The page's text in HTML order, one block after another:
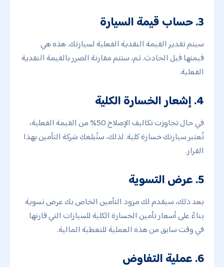
3. حساب قيمة السيارة
سيتم تقدير القيمة النقدية الفعلية لسيارتك. هذه هي
قيمتها قبل الحادث. ثم، ستتم مقارنة الضرر بالقيمة النقدية
الفعلية.
4. إشعار الخسارة الكلية
في حال تجاوزت تكاليف الإصلاح 50% من القيمة الفعلية،
تُعتبر سيارتك خسارة كلية. لذلك، ستُبلغك شركة التأمين بهذا
القرار.
5. عرض التسوية
بعد ذلك، سيقدم لك مزود التأمين الخاص بك عرض تسوية
بناءً على أسعار تأمين الخسارة الكلية للسيارات التي قارنها
في وقت سابق من هذه العملية للتغطية المالية.
6. عملية التفاوض